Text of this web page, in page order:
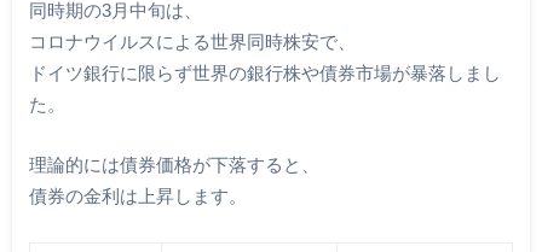
同時期の3月中旬は、
コロナウイルスによる世界同時株安で、
ドイツ銀行に限らず世界の銀行株や債券市場が暴落しまし
た。
理論的には債券価格が下落すると、
債券の金利は上昇します。